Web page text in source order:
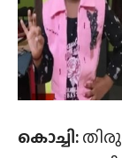
കൊച്ചി: